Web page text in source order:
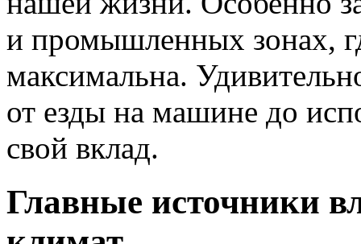
и промышленных зонах,
максимальна.
от езды на машине до
свой вклад.
Главные источники